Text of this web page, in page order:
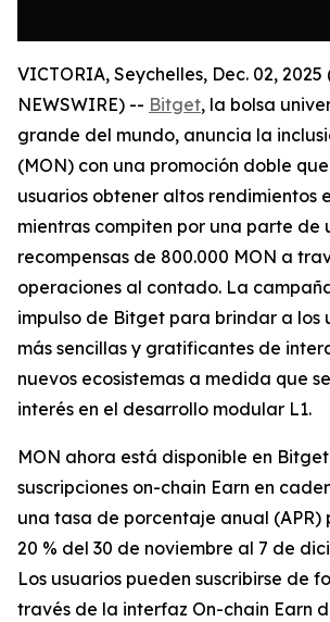
VICTORIA, Seychelles, Dec. 02, 2025
NEWSWIRE) -- Bitget, la bolsa
grande del mundo, anuncia la
(MON) con una promoción doble
usuarios obtener altos rendimientos
mientras compiten por una parte de
recompensas de 800.000 MON a
operaciones al contado. La
impulso de Bitget para brindar a los
más sencillas y gratificantes de
nuevos ecosistemas a medida que
interés en el desarrollo modular L1.
MON ahora está disponible en
suscripciones on-chain Earn en
una tasa de porcentaje anual (APR)
20 % del 30 de noviembre al 7 de
Los usuarios pueden suscribirse de
través de la interfaz On-chain Earn